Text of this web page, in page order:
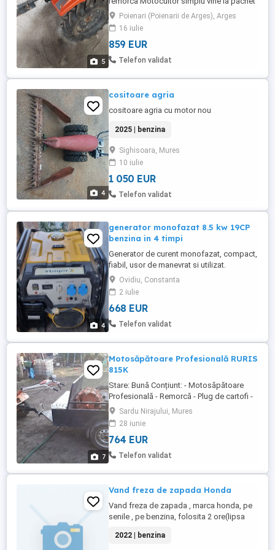
5
frezaPoienari (Poienarii de Arges), Arges
16 iulie
859 EUR
Telefon validat
4
cositoare agria
cositoare agria cu motor nou
2025 | benzina
Sighisoara, Mures
10 iulie
1 050 EUR
Telefon validat
4
generator monofazat 8.5 kw 19CP
benzina in 4 timpi
Generator de curent monofazat, compact,
fiabil, usor de manevrat si utilizat.
Recomandat atat utilizatorilor casnici cat
si celor industriali, profesionali. Regulator
automat de tensiune (AVR) care limiteaza
fluctuatiile tensiunii produse de alternator.
Conector comanda externa pentru ATS,
Ovidiu, Constanta
2 iulie
668 EUR
Telefon validat
7
Motosăpătoare Profesională RURIS
815K
Stare: Bună Conțiunt: - Motosăpătoare
Profesională - Remorcă - Plug de cartofi -
Freză de 0.75-1.1m - Roți de fier - Roți 6.50
80-13 OZKA KNK52 82A6 6PR TT, x2
Motor: General Engine, 4 timpi, 15 CP
Combustibil: Benzină fără plumb Pronire:
Manuală Transmisie: Pinioane în baie de
Sardu Nirajului, Mures
28 iunie
764 EUR
Telefon validat
Vand freza de zapada Honda
Vand freza de zapada , marca honda, pe
senile , pe benzina, folosita 2 ore(lipsa
2022 | benzina